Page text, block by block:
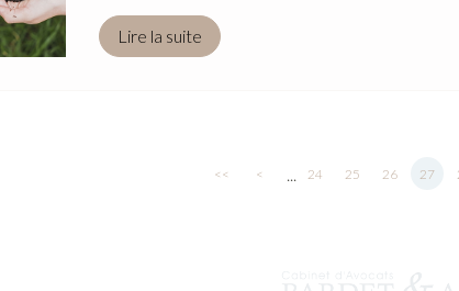
Lire la suite
<< < 24 25 26 27